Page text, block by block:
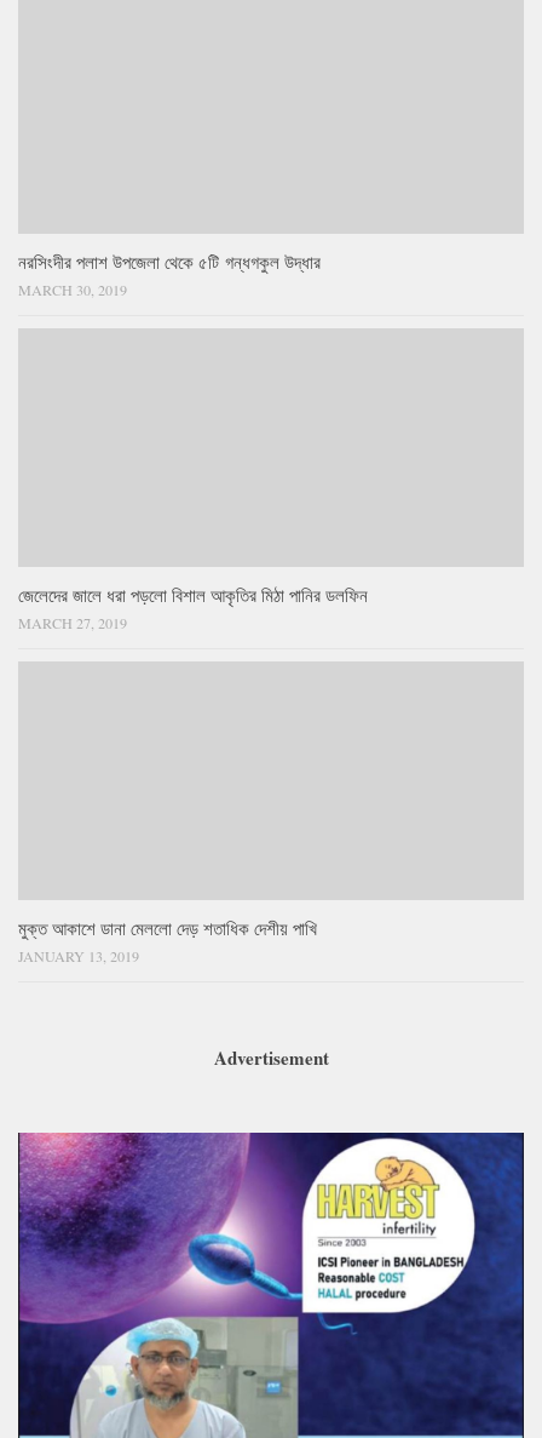
নরসিংদীর পলাশ উপজেলা থেকে ৫টি গন্ধগকুল উদ্ধার
MARCH 30, 2019
জেলেদের জালে ধরা পড়লো বিশাল আকৃতির মিঠা পানির ডলফিন
MARCH 27, 2019
মুক্ত আকাশে ডানা মেললো দেড় শতাধিক দেশীয় পাখি
JANUARY 13, 2019
Advertisement